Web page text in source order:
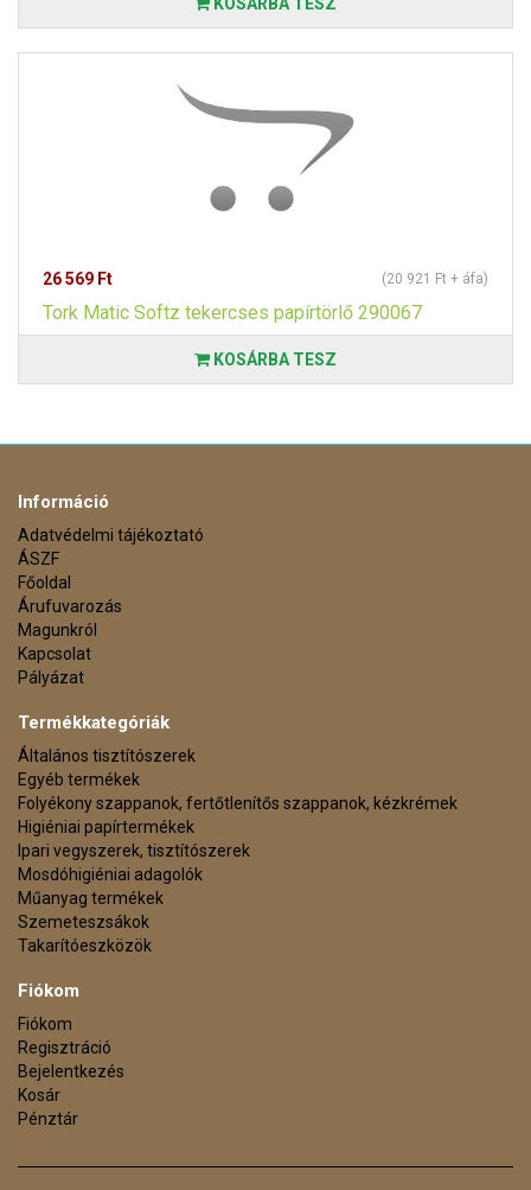
26 569 Ft (20 921 Ft + áfa)
Tork Matic Softz tekercses papírtörlő 290067
KOSÁRBA TESZ
Információ
Adatvédelmi tájékoztató
ÁSZF
Főoldal
Árufuvarozás
Magunkról
Kapcsolat
Pályázat
Termékkategóriák
Általános tisztítószerek
Egyéb termékek
Folyékony szappanok, fertőtlenítős szappanok, kézkrémek
Higiéniai papírtermékek
Ipari vegyszerek, tisztítószerek
Mosdóhigiéniai adagolók
Műanyag termékek
Szemeteszsákok
Takarítóeszközök
Fiókom
Fiókom
Regisztráció
Bejelentkezés
Kosár
Pénztár